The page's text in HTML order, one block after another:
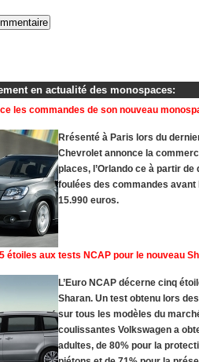
en actualité des monospaces:
les commandes de son nouveau
Rrésenté à Paris lors du
Chevrolet annonce la
places, l’Orlando ce à partir de
foulées des commandes avant
15.990 euros.
étoiles aux tests NCAP pour le nouveau
L’Euro NCAP décerne cinq
Sharan. Un test obtenu lors
sur tous les modèles du
coulissantes Volkswagen a
adultes, de 80% pour la